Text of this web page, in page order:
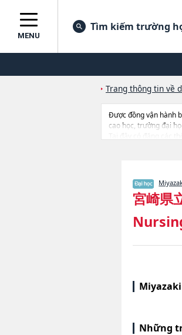
MENU
Tìm kiếm trường
Trang thông tin về
Được đồng vận hành
cao học, trường đại
Tại đây có đăng các
宮崎県
Những